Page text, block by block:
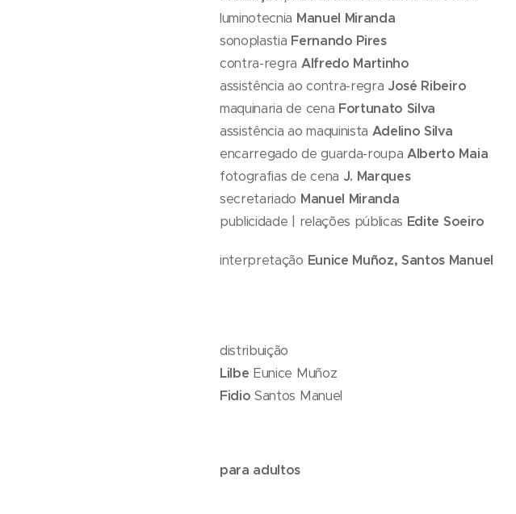
luminotecnia Manuel Miranda
sonoplastia Fernando Pires
contra-regra Alfredo Martinho
assistência ao contra-regra José Ribeiro
maquinaria de cena Fortunato Silva
assistência ao maquinista Adelino Silva
encarregado de guarda-roupa Alberto Maia
fotografias de cena J. Marques
secretariado Manuel Miranda
publicidade | relações públicas Edite Soeiro
interpretação Eunice Muñoz, Santos Manuel
distribuição
Lilbe Eunice Muñoz
FidioSantos Manuel
para adultos